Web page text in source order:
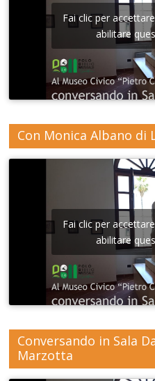
Fai clic per
abilitare
Con Monica Albano di
Fai clic per
abilitare
Conversando in Sala
Marzotta